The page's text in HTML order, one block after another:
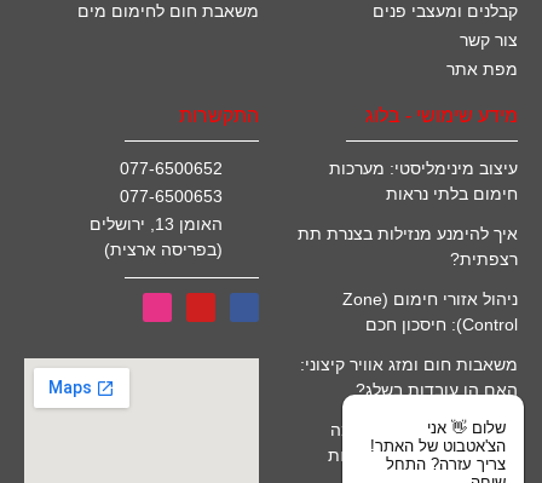
קבלנים ומעצבי פנים
צור קשר
מפת אתר
משאבת חום לחימום מים
מידע שימושי - בלוג
עיצוב מינימליסטי: מערכות
חימום בלתי נראות
איך להימנע מנזילות בצנרת תת
רצפתית?
ניהול אזורי חימום (Zone
Control): חיסכון חכם
משאבות חום ומזג אוויר קיצוני:
האם הן עובדות בשלג?
חימום מים סולארי לבריכה
(קולטים): יתרונות ומגבלות
התקשרות
077-6500652
077-6500653
האומן 13, ירושלים
(בפריסה ארצית)
שלום 👋 אני
הצ'אטבוט של האתר!
צריך עזרה? התחל